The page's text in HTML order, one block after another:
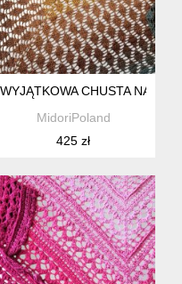
NA SZYDEŁKU
WYJĄTKOWA CHUSTA NA
MidoriPoland
425 zł